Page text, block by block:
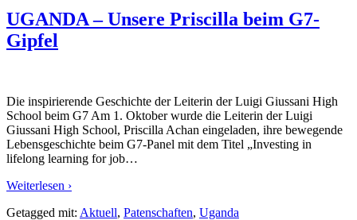
UGANDA – Unsere Priscilla beim G7-
Gipfel
Die inspirierende Geschichte der Leiterin der Luigi Giussani High
School beim G7 Am 1. Oktober wurde die Leiterin der Luigi
Giussani High School, Priscilla Achan eingeladen, ihre bewegende
Lebensgeschichte beim G7-Panel mit dem Titel „Investing in
lifelong learning for job…
Weiterlesen ›
Getagged mit: Aktuell, Patenschaften, Uganda